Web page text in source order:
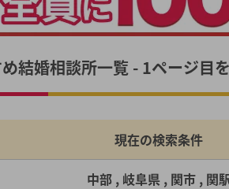
結婚相談所一覧 - 1ページ目
現在の検索条件
中部 , 岐阜県 , 関市 , 関